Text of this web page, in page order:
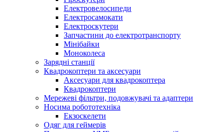
Електровелосипеди
Електросамокати
Електроскутери
Запчастини до електротранспорту
Мінібайки
Моноколеса
Зарядні станції
Квадрокоптери та аксесуари
Аксесуари для квадрокоптера
Квадрокоптери
Мережеві фільтри, подовжувачі та адаптери
Носима робототехніка
Екзоскелети
Одяг для геймерів